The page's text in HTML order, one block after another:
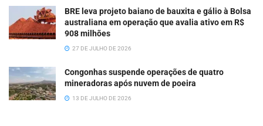
BRE leva projeto baiano de bauxita e gálio à Bolsa
australiana em operação que avalia ativo em R$
908 milhões
27 DE JULHO DE 2026
Congonhas suspende operações de quatro
mineradoras após nuvem de poeira
13 DE JULHO DE 2026